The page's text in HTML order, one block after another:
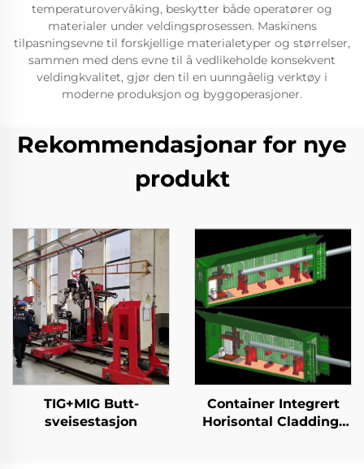
temperaturovervåking, beskytter både operatører og
materialer under veldingsprosessen. Maskinens
tilpasningsevne til forskjellige materialetyper og størrelser,
sammen med dens evne til å vedlikeholde konsekvent
veldingkvalitet, gjør den til en uunngåelig verktøy i
moderne produksjon og byggoperasjoner.
Rekommendasjonar for nye
produkt
TIG+MIG Butt-
sveisestasjon
Container Integrert
Horisontal Cladding-